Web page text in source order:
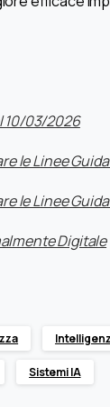
10/03/2026
le Linee
le Linee
Digitale
Sistemi IA